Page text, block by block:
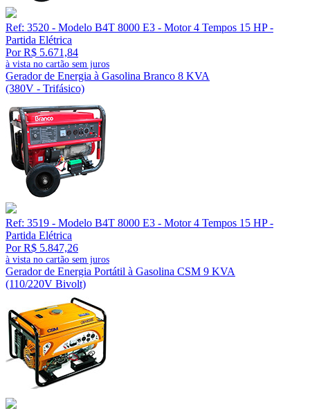
Ref: 3520 - Modelo B4T 8000 E3 - Motor 4 Tempos 15 HP -
Partida Elétrica
Por R$ 5.671,84
à vista no cartão sem juros
Gerador de Energia à Gasolina Branco 8 KVA
(380V - Trifásico)
Ref: 3519 - Modelo B4T 8000 E3 - Motor 4 Tempos 15 HP -
Partida Elétrica
Por R$ 5.847,26
à vista no cartão sem juros
Gerador de Energia Portátil à Gasolina CSM 9 KVA
(110/220V Bivolt)